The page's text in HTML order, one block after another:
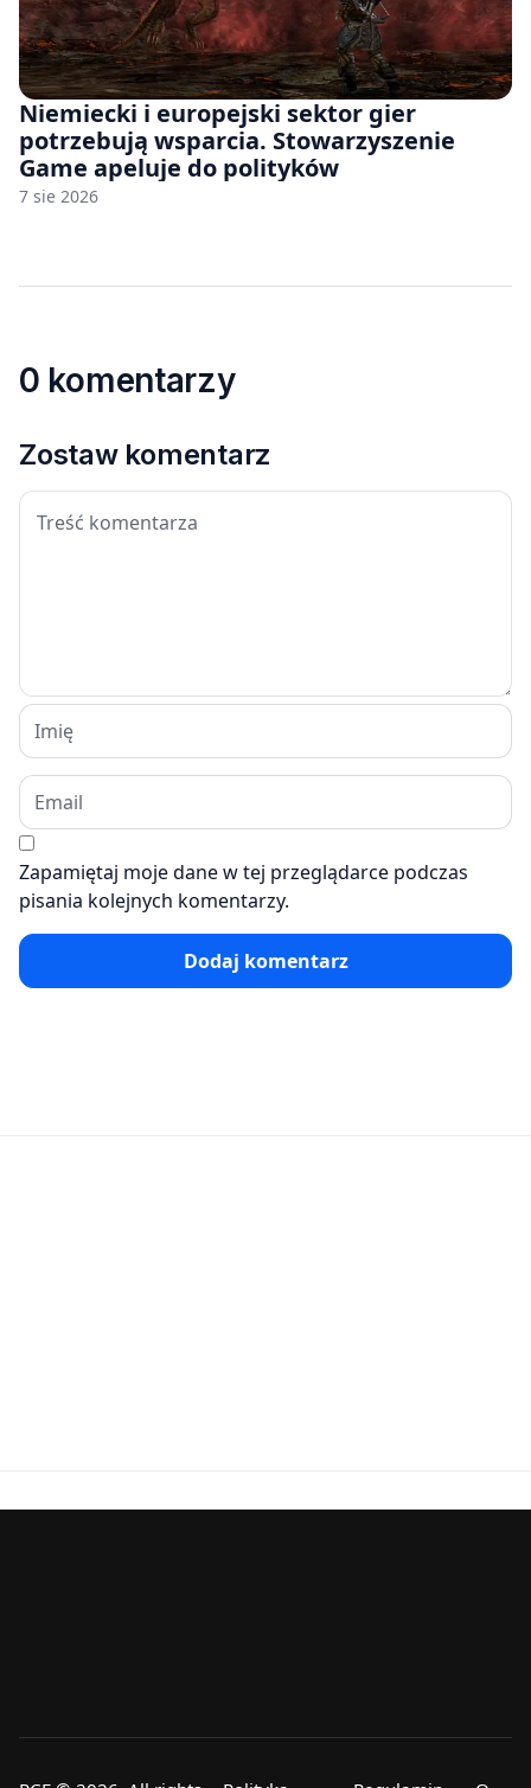
Niemiecki i europejski sektor gier
potrzebują wsparcia. Stowarzyszenie
Game apeluje do polityków
7 sie 2026
0 komentarzy
Zostaw komentarz
Zapamiętaj moje dane w tej przeglądarce podczas
pisania kolejnych komentarzy.
Dodaj komentarz